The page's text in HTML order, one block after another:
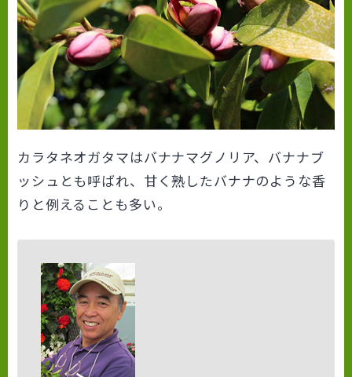
カラタネオガタマはバナナマグノリア、バナナブ
ッシュとも呼ばれ、甘く熟したバナナのような香
りと例えることも多い。